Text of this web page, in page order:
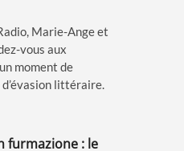
Marie-Ange et
vous aux
moment de
littéraire.